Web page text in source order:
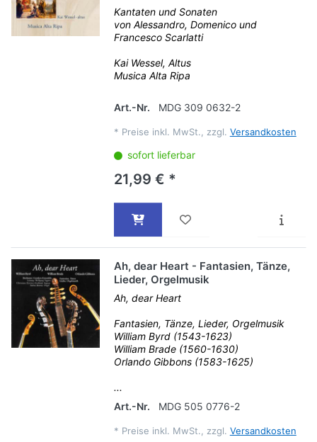
Kantaten und Sonaten
von Alessandro, Domenico und
Francesco Scarlatti
Kai Wessel, Altus
Musica Alta Ripa
Art.-Nr. MDG 309 0632-2
* Preise inkl. MwSt., zzgl. Versandkosten
sofort lieferbar
21,99 € *
Ah, dear Heart - Fantasien, Tänze,
Lieder, Orgelmusik
Ah, dear Heart
Fantasien, Tänze, Lieder, Orgelmusik
William Byrd (1543-1623)
William Brade (1560-1630)
Orlando Gibbons (1583-1625)
...
Art.-Nr.
MDG 505 0776-2
* Preise inkl. MwSt., zzgl. Versandkosten